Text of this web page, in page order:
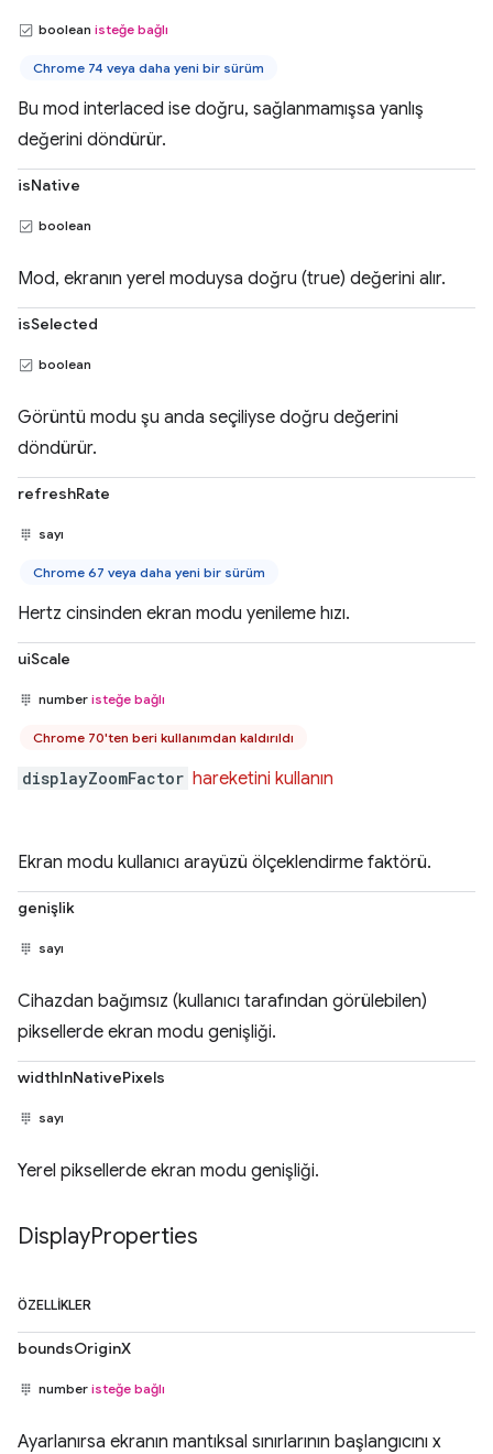
boolean isteğe bağlı
Chrome 74 veya daha yeni bir sürüm
Bu mod interlaced ise doğru, sağlanmamışsa yanlış
değerini döndürür.
isNative
boolean
Mod, ekranın yerel moduysa doğru (true) değerini alır.
isSelected
boolean
Görüntü modu şu anda seçiliyse doğru değerini
döndürür.
refreshRate
sayı
Chrome 67 veya daha yeni bir sürüm
Hertz cinsinden ekran modu yenileme hızı.
uiScale
number isteğe bağlı
Chrome 70'ten beri kullanımdan kaldırıldı
displayZoomFactor hareketini kullanın
Ekran modu kullanıcı arayüzü ölçeklendirme faktörü.
genişlik
sayı
Cihazdan bağımsız (kullanıcı tarafından görülebilen)
piksellerde ekran modu genişliği.
widthInNativePixels
sayı
Yerel piksellerde ekran modu genişliği.
DisplayProperties
ÖZELLIKLER
boundsOriginX
number isteğe bağlı
Ayarlanırsa ekranın mantıksal sınırlarının başlangıcını x